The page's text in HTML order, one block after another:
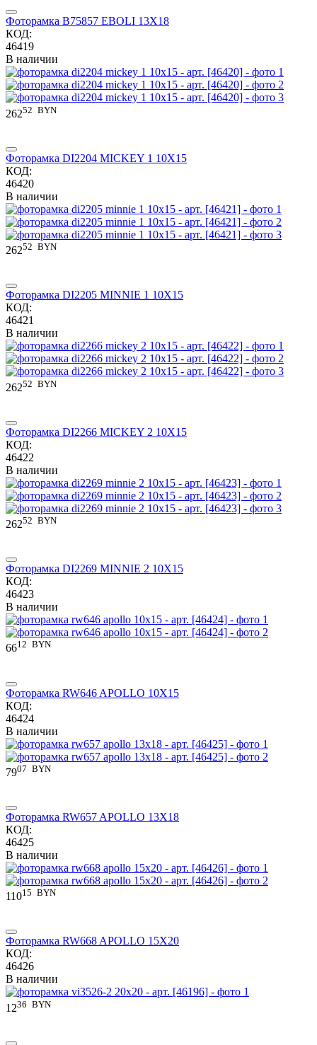
Фоторамка B75857 EBOLI 13X18
КОД:
46419
В наличии
26252 BYN
Фоторамка DI2204 MICKEY 1 10X15
КОД:
46420
В наличии
26252 BYN
Фоторамка DI2205 MINNIE 1 10X15
КОД:
46421
В наличии
26252 BYN
Фоторамка DI2266 MICKEY 2 10X15
КОД:
46422
В наличии
26252 BYN
Фоторамка DI2269 MINNIE 2 10X15
КОД:
46423
В наличии
6612 BYN
Фоторамка RW646 APOLLO 10X15
КОД:
46424
В наличии
7907 BYN
Фоторамка RW657 APOLLO 13X18
КОД:
46425
В наличии
11015 BYN
Фоторамка RW668 APOLLO 15X20
КОД:
46426
В наличии
1236 BYN